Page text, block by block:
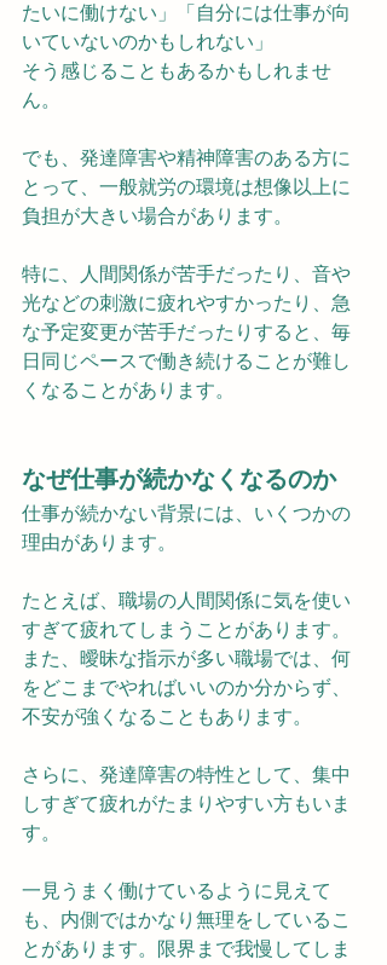
たいに働けない」「自分には仕事が向
いていないのかもしれない」
そう感じることもあるかもしれませ
ん。
でも、発達障害や精神障害のある方に
とって、一般就労の環境は想像以上に
負担が大きい場合があります。
特に、人間関係が苦手だったり、音や
光などの刺激に疲れやすかったり、急
な予定変更が苦手だったりすると、毎
日同じペースで働き続けることが難し
くなることがあります。
なぜ仕事が続かなくなるのか
仕事が続かない背景には、いくつかの
理由があります。
たとえば、職場の人間関係に気を使い
すぎて疲れてしまうことがあります。
また、曖昧な指示が多い職場では、何
をどこまでやればいいのか分からず、
不安が強くなることもあります。
さらに、発達障害の特性として、集中
しすぎて疲れがたまりやすい方もいま
す。
一見うまく働けているように見えて
も、内側ではかなり無理をしているこ
とがあります。限界まで我慢してしま